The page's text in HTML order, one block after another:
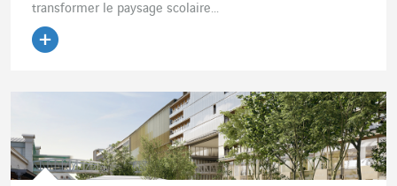
transformer le paysage scolaire...